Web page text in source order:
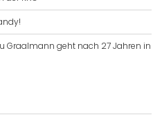
Graalmann geht nach 27 Jahren in